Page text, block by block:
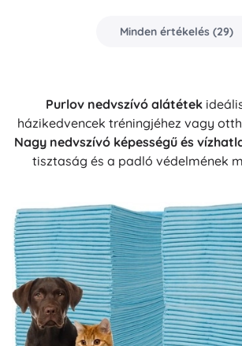
Minden értékelés (29)
Purlov nedvszívó alátétek
házikedvencek tréningjéhez vagy
Nagy nedvszívó képességű és
tisztaság és a padló védelmének